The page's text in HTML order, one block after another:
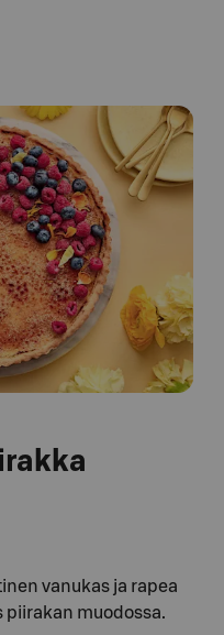
vanukas ja rapea
muodossa.